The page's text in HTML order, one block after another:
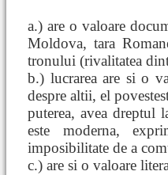
a.) are o valoare
Moldova, tara
tronului (rivalitatea
b.) lucrarea are si o
despre altii, el
puterea, avea dreptul
este moderna,
imposibilitate de a
c.) are si o valoare